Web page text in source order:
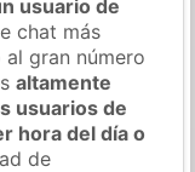
usuario de
chat más
gran número
altamente
usuarios de
hora del día o
de